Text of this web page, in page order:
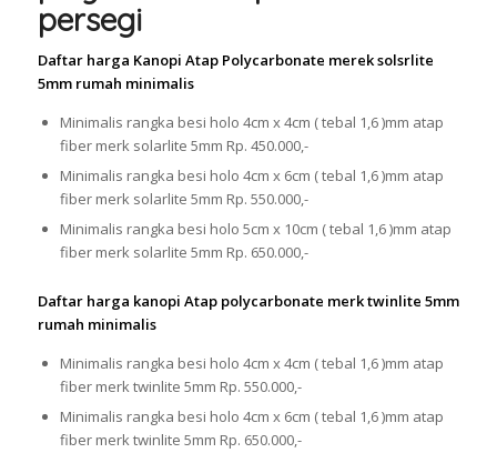
persegi
Daftar harga Kanopi Atap Polycarbonate merek solsrlite
5mm rumah minimalis
Minimalis rangka besi holo 4cm x 4cm ( tebal 1,6 )mm atap
fiber merk solarlite 5mm Rp. 450.000,-
Minimalis rangka besi holo 4cm x 6cm ( tebal 1,6 )mm atap
fiber merk solarlite 5mm Rp. 550.000,-
Minimalis rangka besi holo 5cm x 10cm ( tebal 1,6 )mm atap
fiber merk solarlite 5mm Rp. 650.000,-
Daftar harga kanopi Atap polycarbonate merk twinlite 5mm
rumah minimalis
Minimalis rangka besi holo 4cm x 4cm ( tebal 1,6 )mm atap
fiber merk twinlite 5mm Rp. 550.000,-
Minimalis rangka besi holo 4cm x 6cm ( tebal 1,6 )mm atap
fiber merk twinlite 5mm Rp. 650.000,-